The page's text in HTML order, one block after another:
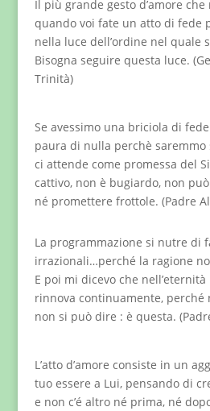
Il più grande gesto d’amore
quando voi fate un atto di fede
nella luce dell’ordine nel quale
Bisogna seguire questa luce.
Trinità)
Se avessimo una briciola di
paura di nulla perchè
ci attende come promessa del
cattivo, non è bugiardo, non
né promettere frottole. (Padre
La programmazione si nutre di
irrazionali…perché la ragione
E poi mi dicevo che
rinnova continuamente, perché
non si può dire : è questa.
L’atto d’amore consiste in un
tuo essere a Lui, pensando di
e non c’é altro né prima, né